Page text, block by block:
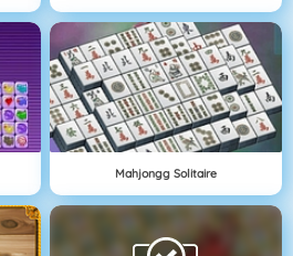
Mahjongg Solitaire